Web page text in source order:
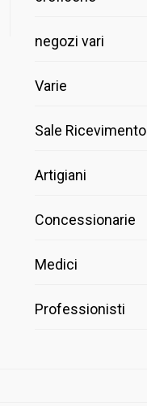
negozi vari
Varie
Sale Ricevimento
Artigiani
Concessionarie
Medici
Professionisti